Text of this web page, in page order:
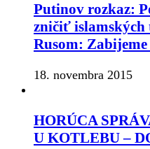
Putinov rozkaz:
zničiť islamských
Rusom: Zabijeme
18. novembra 2015
HORÚCA
U KOTLEBU –